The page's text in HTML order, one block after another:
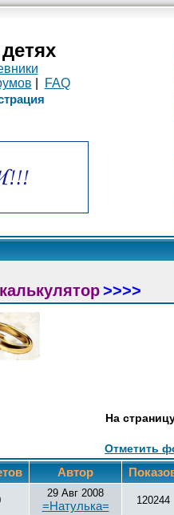
FAQ
>>>>
На
Отметить
Автор
29 Авг 2008
=Натулька= 120244